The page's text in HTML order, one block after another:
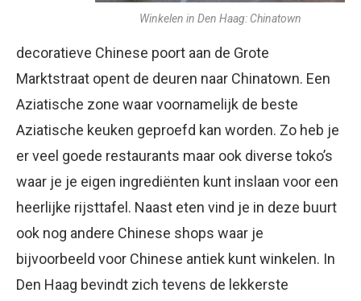
Winkelen in Den Haag: Chinatown
decoratieve Chinese poort aan de Grote
Marktstraat opent de deuren naar Chinatown. Een
Aziatische zone waar voornamelijk de beste
Aziatische keuken geproefd kan worden. Zo heb je
er veel goede restaurants maar ook diverse toko’s
waar je je eigen ingrediënten kunt inslaan voor een
heerlijke rijsttafel. Naast eten vind je in deze buurt
ook nog andere Chinese shops waar je
bijvoorbeeld voor Chinese antiek kunt winkelen. In
Den Haag bevindt zich tevens de lekkerste